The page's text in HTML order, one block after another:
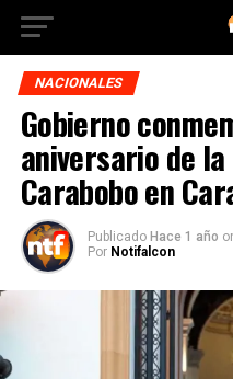
NACIONALES
Gobierno
aniversario de
Carabobo en
Publicado Hace 1 año
Por Notifalcon